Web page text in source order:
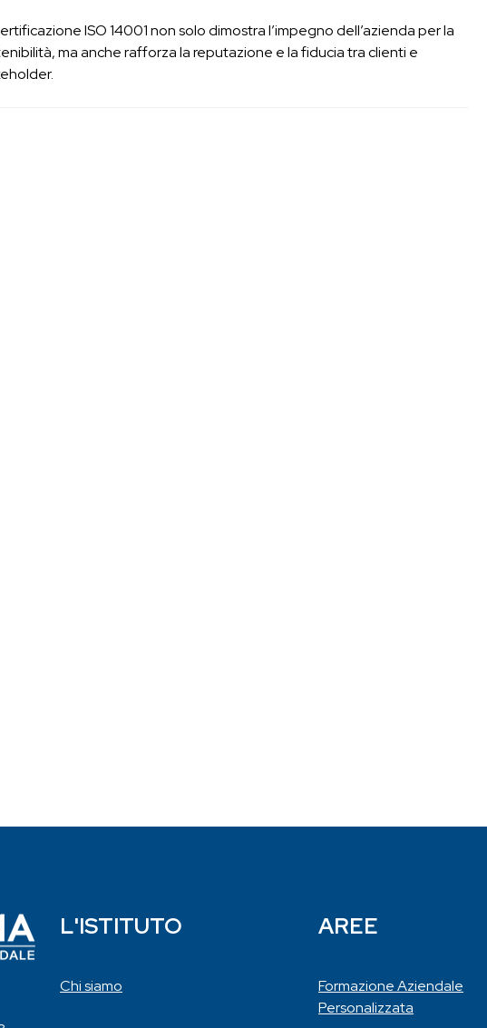
ISO 14001 non solo dimostra l’impegno dell’azienda per la
ma anche rafforza la reputazione e la fiducia tra clienti e
L'ISTITUTO
Chi siamo
AREE
Formazione Aziendale
Personalizzata